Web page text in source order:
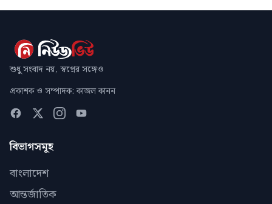
শুধু সংবাদ নয়, স্বপ্নের সঙ্গেও
প্রকাশক ও সম্পাদক: কাজল কানন
বিভাগসমূহ
বাংলাদেশ
আন্তর্জাতিক